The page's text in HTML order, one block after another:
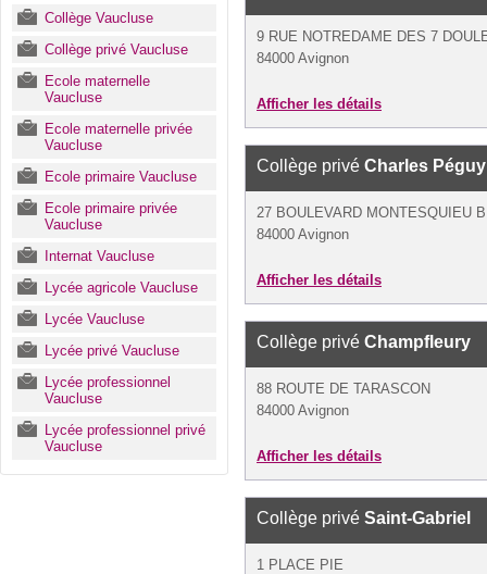
Collège Vaucluse
Collège privé Vaucluse
Ecole maternelle
Vaucluse
Ecole maternelle privée
Vaucluse
Ecole primaire Vaucluse
Ecole primaire privée
Vaucluse
Internat Vaucluse
Lycée agricole Vaucluse
Lycée Vaucluse
Lycée privé Vaucluse
Lycée professionnel
Vaucluse
Lycée professionnel privé
Vaucluse
9 RUE NOTREDAME DES 7
84000 Avignon
Afficher les détails
Collège privé Charles Péguy
27 BOULEVARD MONTESQUIEU
84000 Avignon
Afficher les détails
Collège privé Champfleury
88 ROUTE DE TARASCON
84000 Avignon
Afficher les détails
Collège privé Saint-Gabriel
1 PLACE PIE